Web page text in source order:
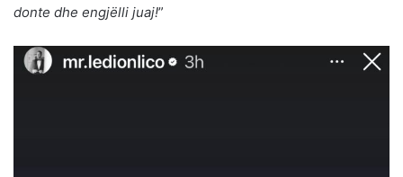
donte dhe engjëlli juaj!”